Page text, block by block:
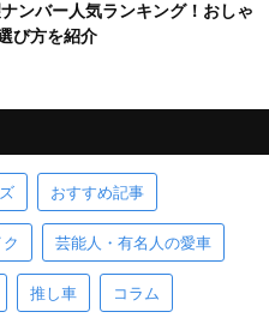
ナンバー人気ランキング！おしゃ
び方を紹介
おすすめ記事
芸能人・有名人の愛車
推し車 コラム